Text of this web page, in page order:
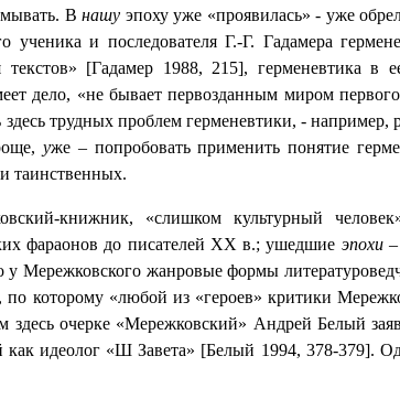
Внашу эпоху уже «проявилась» - уже
ученика и последователя Г.-Г. Гадамера
[Гадамер 1988, 215], герменевтика в
дело, «не бывает первозданным миром
трудных проблем герменевтики, -
уже – попробовать применить понятие
таинственных.
книжник, «слишком культурный
фараонов до писателей ХХ в.; ушедшие эпохи–
Мережковского жанровые формы
«любой из «героев» критики
очерке «Мережковский» Андрей Белый
идеолог «Ш Завета» [Белый 1994, 378-379].